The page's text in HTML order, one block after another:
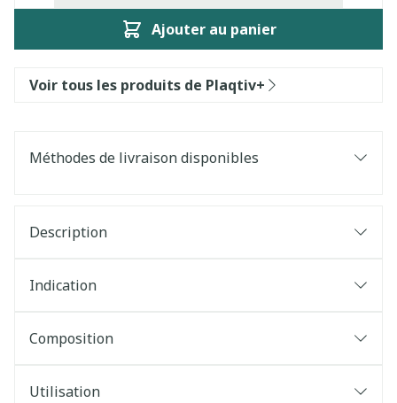
Ajouter au panier
Voir tous les produits de Plaqtiv+
Méthodes de livraison disponibles
Description
Indication
Composition
Utilisation